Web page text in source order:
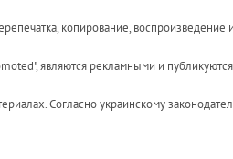
копирование, воспроизведение
являются рекламными и
Согласно украинскому